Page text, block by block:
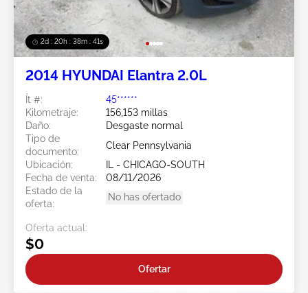
2d : 20h : 38m : 38s
2014 HYUNDAI Elantra 2.0L
Ít #:
45******
Kilometraje:
156,153 millas
Daño:
Desgaste normal
Tipo de
documento:
Clear Pennsylvania
Ubicación:
IL - CHICAGO-SOUTH
Fecha de venta:
08/11/2026
Estado de la
oferta:
No has ofertado
Oferta actual:
$0
Ofertar